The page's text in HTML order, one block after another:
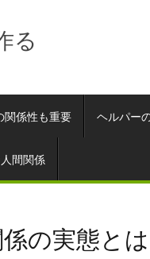
る
関係性も重要 ヘルパー
間関係
の実態とは